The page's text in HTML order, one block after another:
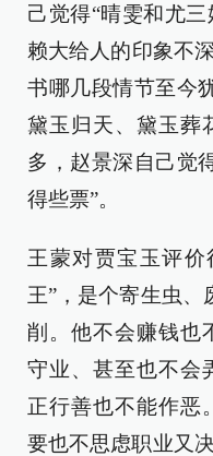
己觉得“晴雯和尤
赖大给人的印象不
书哪几段情节至今
黛玉归天、黛玉葬
多，赵景深自己觉
得些票”。
王蒙对贾宝玉评
王”，是个寄生虫、
削。他不会赚钱也
守业、甚至也不会
正行善也不能作恶
要也不思虑职业又